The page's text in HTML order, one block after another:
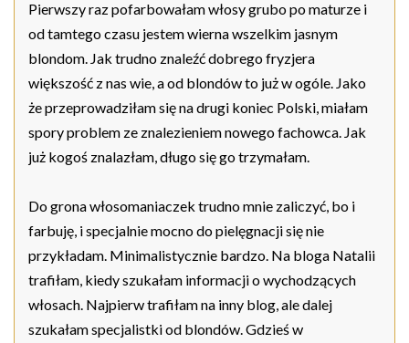
Pierwszy raz pofarbowałam włosy grubo po maturze i
od tamtego czasu jestem wierna wszelkim jasnym
blondom. Jak trudno znaleźć dobrego fryzjera
większość z nas wie, a od blondów to już w ogóle. Jako
że przeprowadziłam się na drugi koniec Polski, miałam
spory problem ze znalezieniem nowego fachowca. Jak
już kogoś znalazłam, długo się go trzymałam.
Do grona włosomaniaczek trudno mnie zaliczyć, bo i
farbuję, i specjalnie mocno do pielęgnacji się nie
przykładam. Minimalistycznie bardzo. Na bloga Natalii
trafiłam, kiedy szukałam informacji o wychodzących
włosach. Najpierw trafiłam na inny blog, ale dalej
szukałam specjalistki od blondów. Gdzieś w